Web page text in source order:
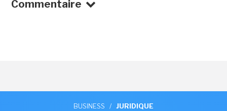
Commentaire
BUSINESS / JURIDIQUE